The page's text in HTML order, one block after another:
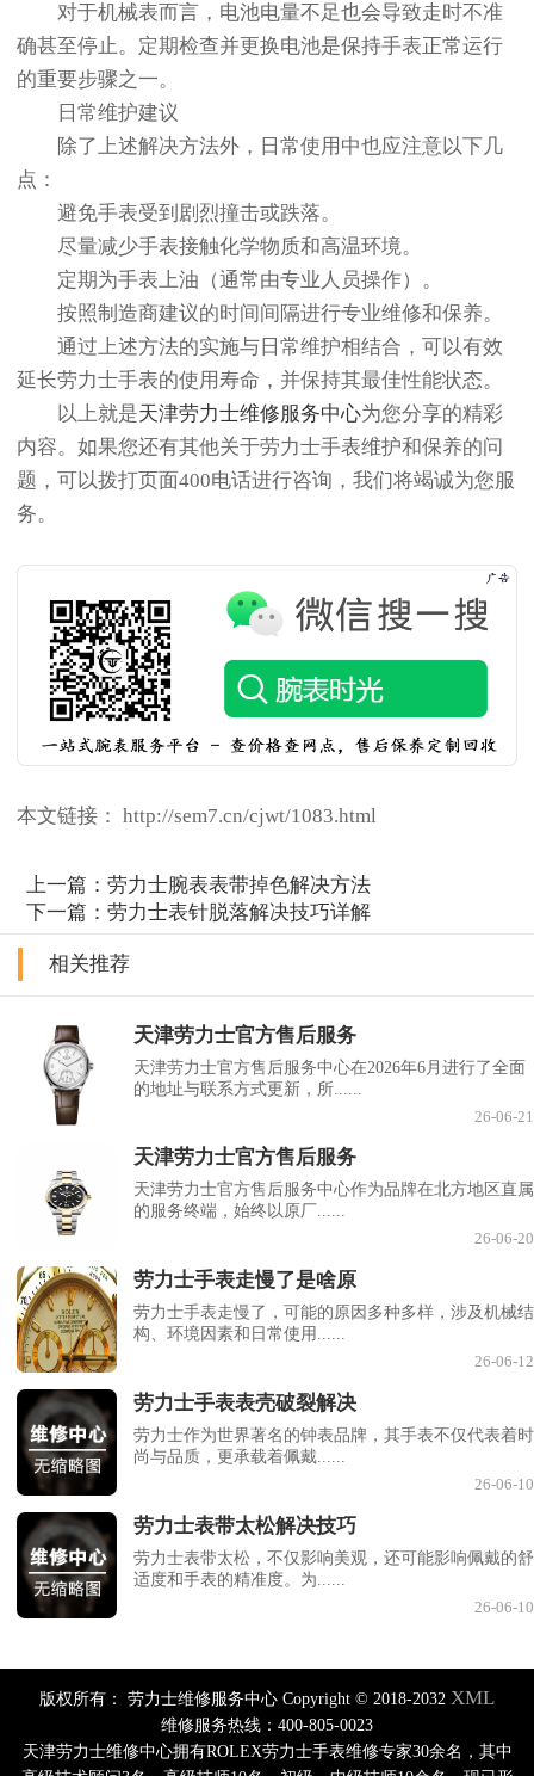
对于机械表而言，电池电量不足也会导致走时不准
确甚至停止。定期检查并更换电池是保持手表正常运行
的重要步骤之一。
日常维护建议
除了上述解决方法外，日常使用中也应注意以下几
点：
避免手表受到剧烈撞击或跌落。
尽量减少手表接触化学物质和高温环境。
定期为手表上油（通常由专业人员操作）。
按照制造商建议的时间间隔进行专业维修和保养。
通过上述方法的实施与日常维护相结合，可以有效
延长劳力士手表的使用寿命，并保持其最佳性能状态。
以上就是天津劳力士维修服务中心为您分享的精彩
内容。如果您还有其他关于劳力士手表维护和保养的问
题，可以拨打页面400电话进行咨询，我们将竭诚为您服
务。
本文链接： http://sem7.cn/cjwt/1083.html
上一篇：劳力士腕表表带掉色解决方法
下一篇：劳力士表针脱落解决技巧详解
相关推荐
天津劳力士官方售后服务
天津劳力士官方售后服务中心在2026年6月进行了全面
的地址与联系方式更新，所......
26-06-21
天津劳力士官方售后服务
天津劳力士官方售后服务中心作为品牌在北方地区直属
的服务终端，始终以原厂......
26-06-20
劳力士手表走慢了是啥原
劳力士手表走慢了，可能的原因多种多样，涉及机械结
构、环境因素和日常使用......
26-06-12
劳力士手表表壳破裂解决
劳力士作为世界著名的钟表品牌，其手表不仅代表着时
尚与品质，更承载着佩戴......
26-06-10
劳力士表带太松解决技巧
劳力士表带太松，不仅影响美观，还可能影响佩戴的舒
适度和手表的精准度。为......
26-06-10
版权所有： 劳力士维修服务中心 Copyright © 2018-2032 XML
维修服务热线：400-805-0023
天津劳力士维修中心拥有ROLEX劳力士手表维修专家30余名，其中